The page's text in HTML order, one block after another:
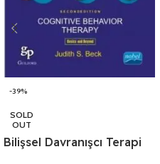
-39%
SOLD
OUT
Bilişsel Davranışcı Terapi